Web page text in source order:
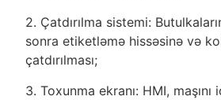
2. Çatdırılma sistemi:
sonra etiketləmə hissəsinə və
çatdırılması;
3. Toxunma ekranı: HMI,